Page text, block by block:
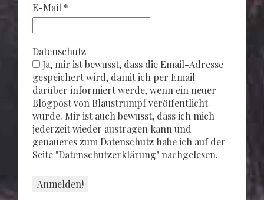
E-Mail *
Datenschutz
Ja, mir ist bewusst, dass die Email-Adresse
gespeichert wird, damit ich per Email
darüber informiert werde, wenn ein neuer
Blogpost von Blaustrumpf veröffentlicht
wurde. Mir ist auch bewusst, dass ich mich
jederzeit wieder austragen kann und
genaueres zum Datenschutz habe ich auf der
Seite "Datenschutzerklärung" nachgelesen.